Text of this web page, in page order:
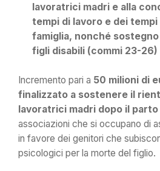
lavoratrici madri e alla
tempi di lavoro e dei
famiglia, nonché
figli disabili (commi 23-26)
Incremento pari a 50 milioni di
finalizzato a sostenere il
lavoratrici madri dopo il parto
associazioni che si occupano di
in favore dei genitori che
psicologici per la morte del figlio.